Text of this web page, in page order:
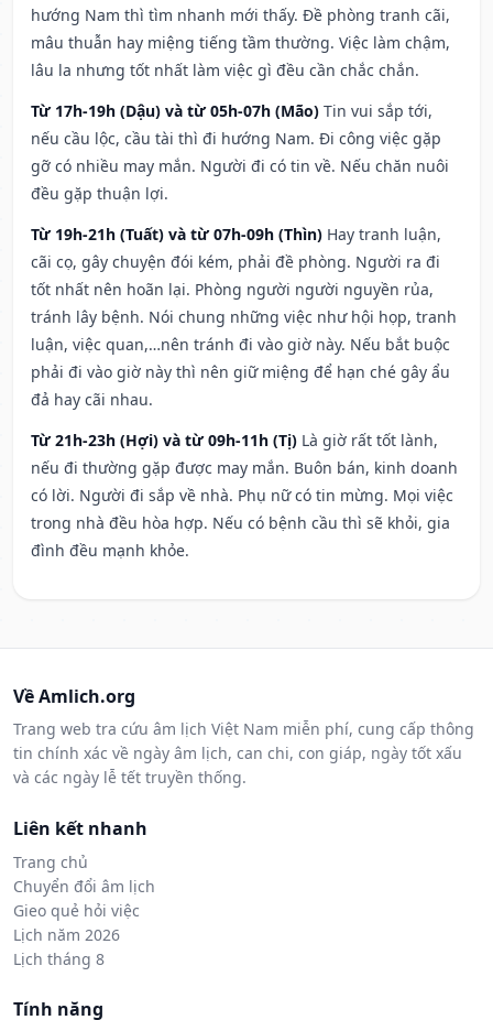
hướng Nam thì tìm nhanh mới thấy. Đề phòng tranh cãi,
mâu thuẫn hay miệng tiếng tầm thường. Việc làm chậm,
lâu la nhưng tốt nhất làm việc gì đều cần chắc chắn.
Từ 17h-19h (Dậu) và từ 05h-07h (Mão) Tin vui sắp tới,
nếu cầu lộc, cầu tài thì đi hướng Nam. Đi công việc gặp
gỡ có nhiều may mắn. Người đi có tin về. Nếu chăn nuôi
đều gặp thuận lợi.
Từ 19h-21h (Tuất) và từ 07h-09h (Thìn) Hay tranh luận,
cãi cọ, gây chuyện đói kém, phải đề phòng. Người ra đi
tốt nhất nên hoãn lại. Phòng người người nguyền rủa,
tránh lây bệnh. Nói chung những việc như hội họp, tranh
luận, việc quan,…nên tránh đi vào giờ này. Nếu bắt buộc
phải đi vào giờ này thì nên giữ miệng để hạn ché gây ẩu
đả hay cãi nhau.
Từ 21h-23h (Hợi) và từ 09h-11h (Tị) Là giờ rất tốt lành,
nếu đi thường gặp được may mắn. Buôn bán, kinh doanh
có lời. Người đi sắp về nhà. Phụ nữ có tin mừng. Mọi việc
trong nhà đều hòa hợp. Nếu có bệnh cầu thì sẽ khỏi, gia
đình đều mạnh khỏe.
Về Amlich.org
Trang web tra cứu âm lịch Việt Nam miễn phí, cung cấp thông
tin chính xác về ngày âm lịch, can chi, con giáp, ngày tốt xấu
và các ngày lễ tết truyền thống.
Liên kết nhanh
Trang chủ
Chuyển đổi âm lịch
Gieo quẻ hỏi việc
Lịch năm 2026
Lịch tháng 8
Tính năng